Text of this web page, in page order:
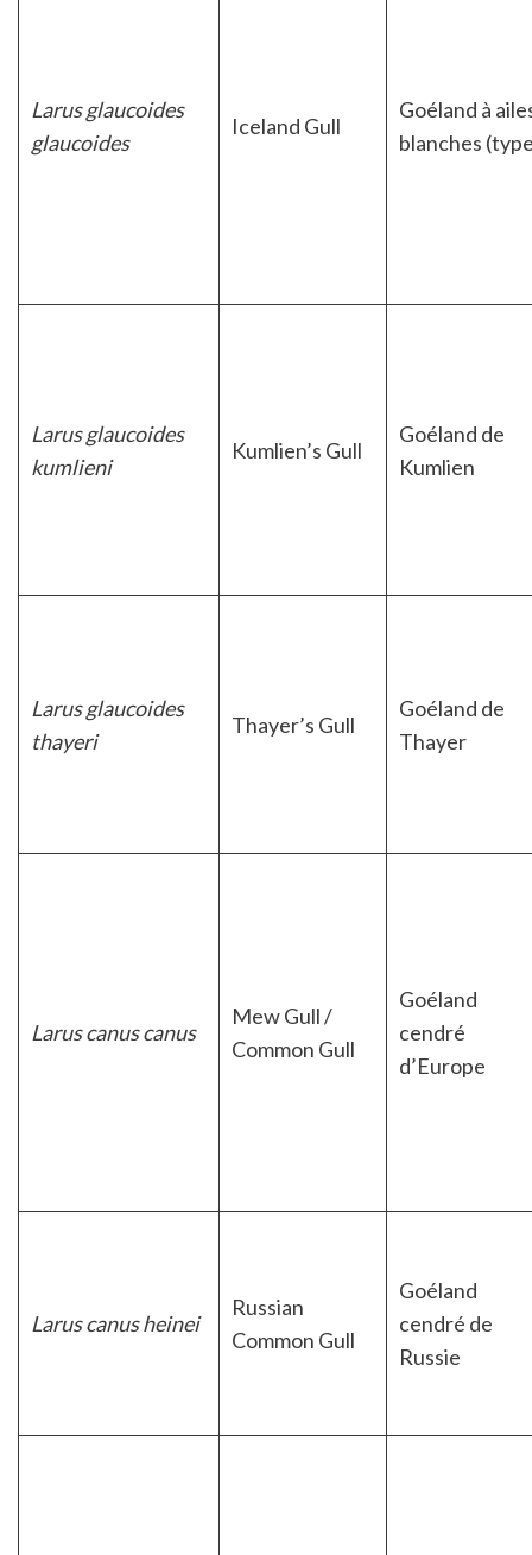
Larus glaucoides
glaucoides
Iceland Gull
Goéland à
blanches
Larus glaucoides
kumlieni
Kumlien’s Gull
Goéland de
Kumlien
Larus glaucoides
thayeri
Thayer’s Gull
Goéland de
Thayer
Larus canus canus
Mew Gull /
Common Gull
Goéland
cendré
d’Europe
Larus canus heinei
Russian
Common Gull
Goéland
cendré de
Russie